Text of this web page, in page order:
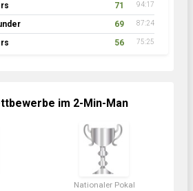
71 94:17
69 87:24
56 75:25
im 2-Min-Man
Nationaler Pokal